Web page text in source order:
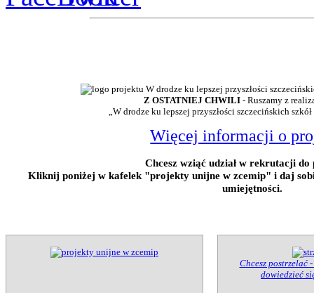
Z OSTATNIEJ CHWILI - Ruszamy z
„W drodze ku lepszej przyszłości szczecińskich
Więcej informacji o
Chcesz wziąć udział w rekrutacji
Kliknij poniżej w kafelek "projekty unijne w zcemip" i daj
umiejętności.
Chcesz postrzelać
dowiedzieć